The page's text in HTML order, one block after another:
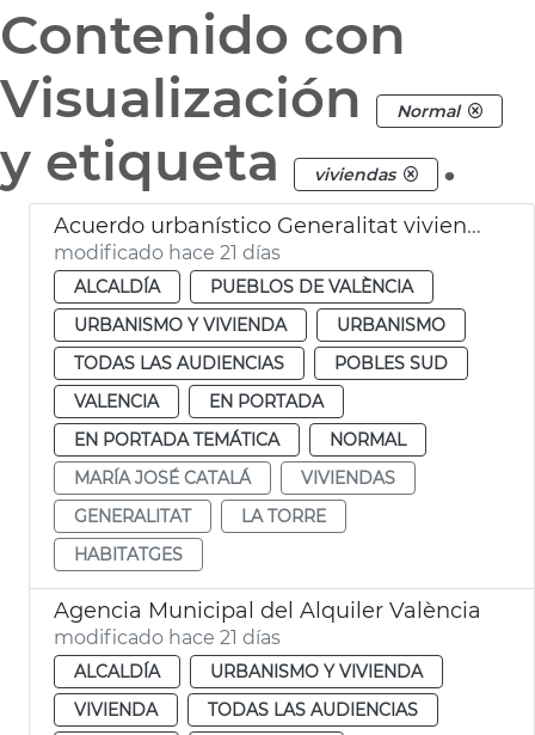
Contenido con
Visualización
Normal
y etiqueta viviendas .
Acuerdo urbanístico Generalitat viviendas la Torre València
modificado hace 21 días
ALCALDÍA
PUEBLOS DE VALÈNCIA
URBANISMO Y VIVIENDA
URBANISMO
TODAS LAS AUDIENCIAS
POBLES SUD
VALENCIA
EN PORTADA
EN PORTADA TEMÁTICA
NORMAL
MARÍA JOSÉ CATALÁ
VIVIENDAS
GENERALITAT
LA TORRE
HABITATGES
Agencia Municipal del Alquiler València
modificado hace 21 días
ALCALDÍA
URBANISMO Y VIVIENDA
VIVIENDA
TODAS LAS AUDIENCIAS